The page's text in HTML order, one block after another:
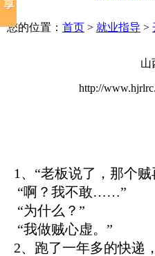
您的位置： 首页 > 就业指导 >
山
http://
——太
1、“老板说了，那个
“啊？我不敢……”
“为什么？”
“我做贼心虚。”
2、跑了一年多的快递